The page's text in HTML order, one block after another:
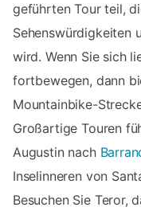
geführten Tour teil,
Sehenswürdigkeiten
wird. Wenn Sie sich
fortbewegen, dann
Mountainbike-
Großartige Touren
Augustin nach
Inselinneren von
Besuchen Sie Teror,